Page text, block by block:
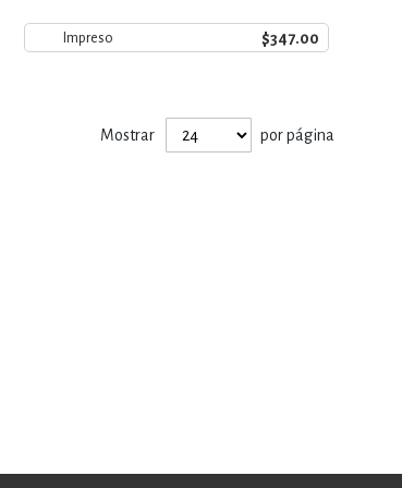
Impreso $347.00
Mostrar por página